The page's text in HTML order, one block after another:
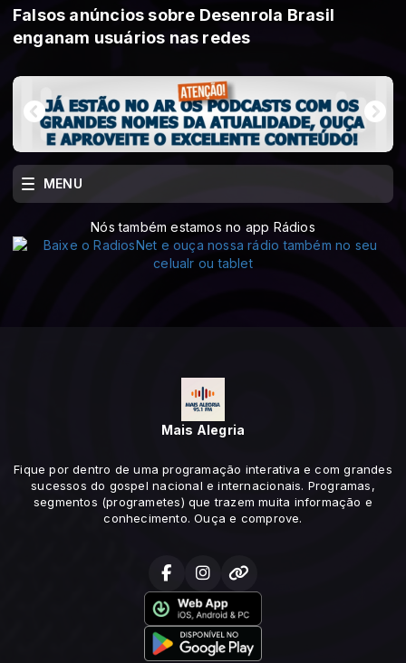
Falsos anúncios sobre Desenrola Brasil
enganam usuários nas redes
MENU
Nós também estamos no app Rádios
Mais Alegria
Fique por dentro de uma programação interativa e com grandes
sucessos do gospel nacional e internacionais. Programas,
segmentos (programetes) que trazem muita informação e
conhecimento. Ouça e comprove.